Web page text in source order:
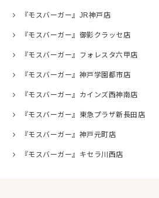
『モスバーガー』JR神戸店
『モスバーガー』御影クラッセ店
『モスバーガー』フォレスタ六甲店
『モスバーガー』神戸学園都市店
『モスバーガー』カインズ西神南店
『モスバーガー』東急プラザ新長田店
『モスバーガー』神戸元町店
『モスバーガー』キセラ川西店